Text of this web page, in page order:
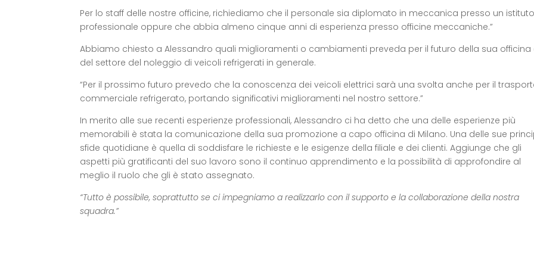
Per lo staff delle nostre officine, richiediamo che il personale sia diplomato in meccanica presso un istituto
professionale oppure che abbia almeno cinque anni di esperienza presso officine meccaniche.”
Abbiamo chiesto a Alessandro quali miglioramenti o cambiamenti preveda per il futuro della sua officina
del settore del noleggio di veicoli refrigerati in generale.
“Per il prossimo futuro prevedo che la conoscenza dei veicoli elettrici sarà una svolta anche per il
commerciale refrigerato, portando significativi miglioramenti nel nostro settore.”
In merito alle sue recenti esperienze professionali, Alessandro ci ha detto che una delle esperienze più
memorabili è stata la comunicazione della sua promozione a capo officina di Milano. Una delle sue
sfide quotidiane è quella di soddisfare le richieste e le esigenze della filiale e dei clienti. Aggiunge che gli
aspetti più gratificanti del suo lavoro sono il continuo apprendimento e la possibilità di approfondire al
meglio il ruolo che gli è stato assegnato.
“Tutto è possibile, soprattutto se ci impegniamo a realizzarlo con il supporto e la collaborazione della nostra
squadra.”